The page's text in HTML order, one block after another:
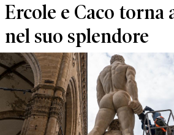
Ercole e Caco torna
nel suo splendore